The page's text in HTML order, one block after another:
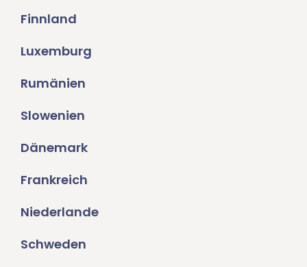
Finnland
Luxemburg
Rumänien
Slowenien
Dänemark
Frankreich
Niederlande
Schweden